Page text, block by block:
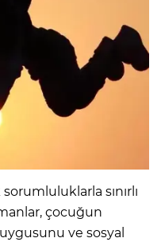
sınırlı
çocuğun
ve sosyal